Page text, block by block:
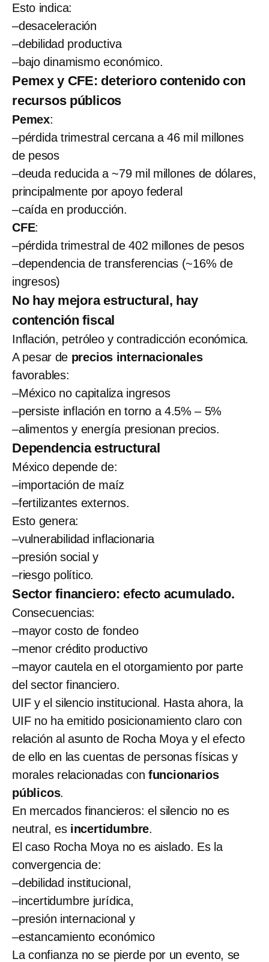
Esto indica:
–desaceleración
–debilidad productiva
–bajo dinamismo económico.
Pemex y CFE: deterioro contenido con
recursos públicos
Pemex:
–pérdida trimestral cercana a 46 mil millones
de pesos
–deuda reducida a ~79 mil millones de dólares,
principalmente por apoyo federal
–caída en producción.
CFE:
–pérdida trimestral de 402 millones de pesos
–dependencia de transferencias (~16% de
ingresos)
No hay mejora estructural, hay
contención fiscal
Inflación, petróleo y contradicción económica.
A pesar de precios internacionales
favorables:
–México no capitaliza ingresos
–persiste inflación en torno a 4.5% – 5%
–alimentos y energía presionan precios.
Dependencia estructural
México depende de:
–importación de maíz
–fertilizantes externos.
Esto genera:
–vulnerabilidad inflacionaria
–presión social y
–riesgo político.
Sector financiero: efecto acumulado.
Consecuencias:
–mayor costo de fondeo
–menor crédito productivo
–mayor cautela en el otorgamiento por parte
del sector financiero.
UIF y el silencio institucional. Hasta ahora, la
UIF no ha emitido posicionamiento claro con
relación al asunto de Rocha Moya y el efecto
de ello en las cuentas de personas físicas y
morales relacionadas con funcionarios
públicos.
En mercados financieros: el silencio no es
neutral, es incertidumbre.
El caso Rocha Moya no es aislado. Es la
convergencia de:
–debilidad institucional,
–incertidumbre jurídica,
–presión internacional y
–estancamiento económico
La confianza no se pierde por un evento, se